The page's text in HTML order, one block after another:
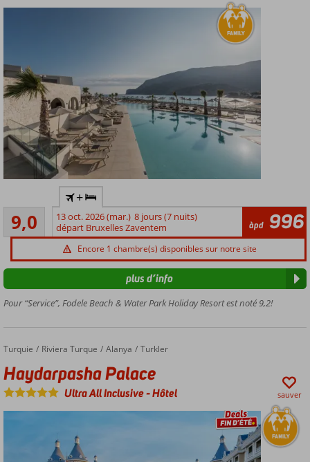
Appartements
directement
sur la plage
de sable
aquatique
avec 7
toboggans
Mini-
mini-
disco
les
enfants
centre
9,0
Excellente
66
commentaires
+
13 oct. 2026 (mar.) 8 jours (7 nuits)
départ Bruxelles Zaventem
àpd 996
Encore 1 chambre(s) disponibles sur notre site
Pour “Service”, Fodele Beach & Water Park Holiday Resort est noté 9,2!
plus d’info
Accueil
Turquie Riviera Turque Alanya Turkler
Haydarpasha Palace
Haydarpasha Palace
Ultra All Inclusive-Hôtel sauver